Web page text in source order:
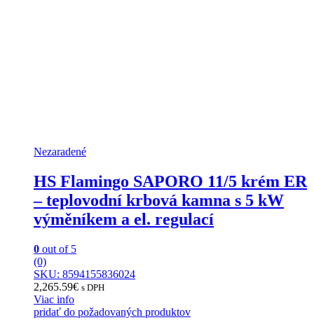
Nezaradené
HS Flamingo SAPORO 11/5 krém ER
– teplovodní krbová kamna s 5 kW
výměníkem a el. regulací
0 out of 5
(0)
SKU: 8594155836024
2,265.59€ s DPH
Viac info
pridať do požadovaných produktov